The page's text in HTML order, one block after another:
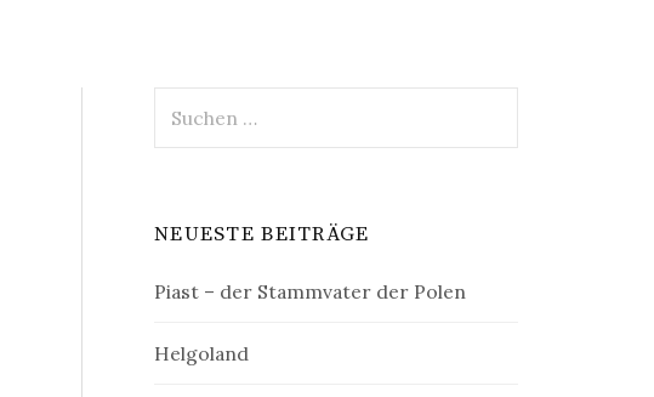
nach:
NEUESTE BEITRÄGE
Piast – der Stammvater der Polen
Helgoland